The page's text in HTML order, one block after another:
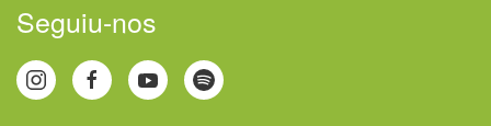
Seguiu-nos